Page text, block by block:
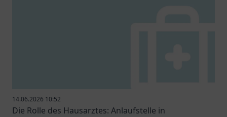
14.06.2026 10:52
Die Rolle des Hausarztes: Anlaufstelle in